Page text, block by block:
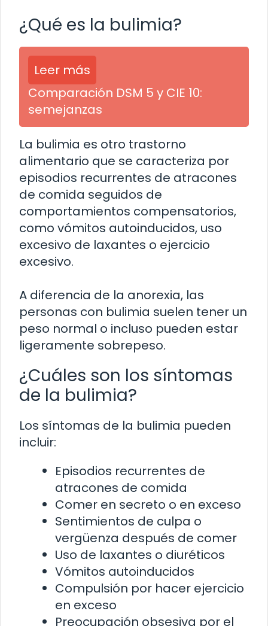
¿Qué es la bulimia?
Leer más
Comparación DSM 5 y CIE 10:
semejanzas
La bulimia es otro trastorno
alimentario que se caracteriza por
episodios recurrentes de atracones
de comida seguidos de
comportamientos compensatorios,
como vómitos autoinducidos, uso
excesivo de laxantes o ejercicio
excesivo.
A diferencia de la anorexia, las
personas con bulimia suelen tener un
peso normal o incluso pueden estar
ligeramente sobrepeso.
¿Cuáles son los síntomas
de la bulimia?
Los síntomas de la bulimia pueden
incluir:
Episodios recurrentes de
atracones de comida
Comer en secreto o en exceso
Sentimientos de culpa o
vergüenza después de comer
Uso de laxantes o diuréticos
Vómitos autoinducidos
Compulsión por hacer ejercicio
en exceso
Preocupación obsesiva por el